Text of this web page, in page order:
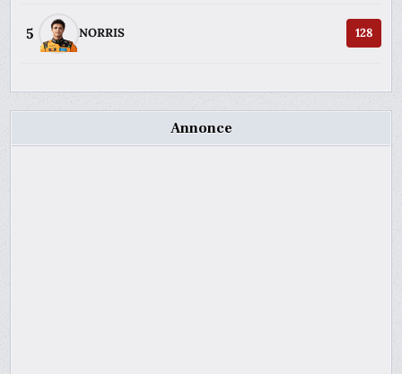
5 NORRIS 128
Annonce